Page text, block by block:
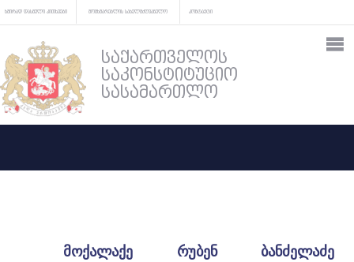
ხშირად დასმული კითხვები მომხმარებლის სახელმძღვანელო კონტაქტი
საქართველოს
საკონსტიტუციო
სასამართლო
მოქალაქე რუბენ ბანძელაძე